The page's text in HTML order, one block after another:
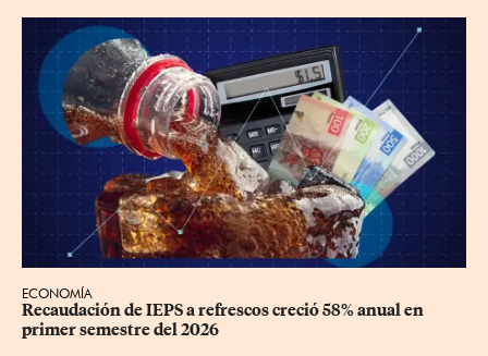
ECONOMÍA
Recaudación de IEPS a refrescos creció 58% anual en
primer semestre del 2026